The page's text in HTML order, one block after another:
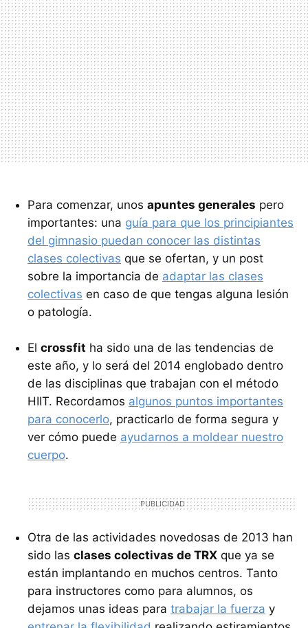
Para comenzar, unos apuntes generales pero
importantes: una guía para que los principiantes
del gimnasio puedan conocer las distintas
clases colectivas que se ofertan, y un post
sobre la importancia de adaptar las clases
colectivas en caso de que tengas alguna lesión
o patología.
El crossfit ha sido una de las tendencias de
este año, y lo será del 2014 englobado dentro
de las disciplinas que trabajan con el método
HIIT. Recordamos algunos puntos importantes
para conocerlo, practicarlo de forma segura y
ver cómo puede ayudarnos a moldear nuestro
cuerpo.
Otra de las actividades novedosas de 2013 han
sido las clases colectivas de TRX que ya se
están implantando en muchos centros. Tanto
para instructores como para alumnos, os
dejamos unas ideas para trabajar la fuerza y